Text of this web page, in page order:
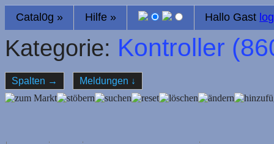
Catal0g » Hilfe» Hallo Gast
Kategorie: Kontroller (
Spalten → Meldungen ↓